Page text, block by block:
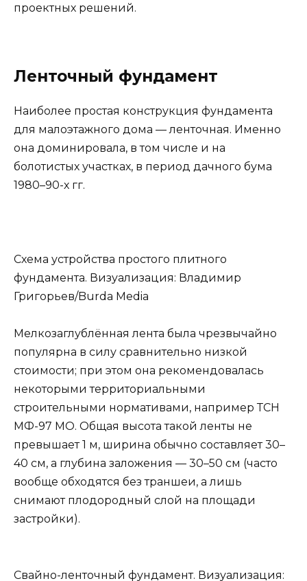
проектных решений.
Ленточный фундамент
Наиболее простая конструкция фундамента
для малоэтажного дома — ленточная. Именно
она доминировала, в том числе и на
болотистых участках, в период дачного бума
1980–90-х гг.
Схема устройства простого плитного
фундамента. Визуализация: Владимир
Григорьев/Burda Media
Мелкозаглублённая лента была чрезвычайно
популярна в силу сравнительно низкой
стоимости; при этом она рекомендовалась
некоторыми территориальными
строительными нормативами, например ТСН
МФ-97 МО. Общая высота такой ленты не
превышает 1 м, ширина обычно составляет 30–
40 см, а глубина заложения — 30–50 см (часто
вообще обходятся без траншеи, а лишь
снимают плодородный слой на площади
застройки).
Свайно-ленточный фундамент. Визуализация: